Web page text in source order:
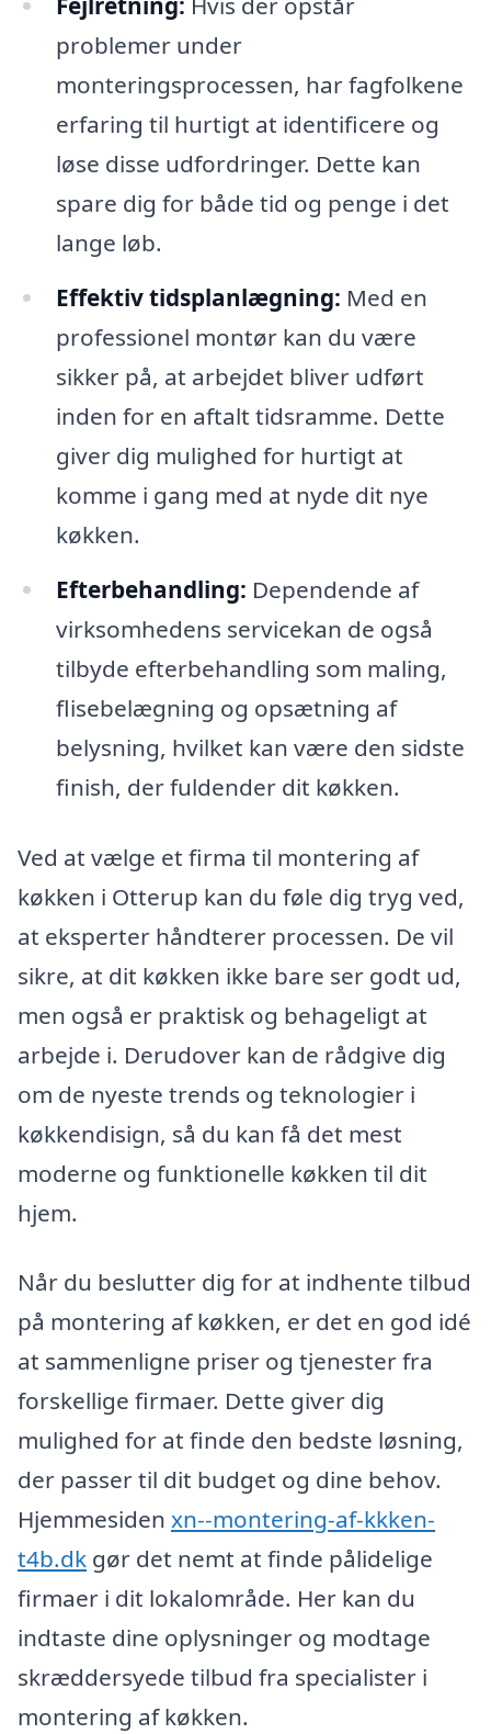
problemer under
monteringsprocessen, har fagfolkene
erfaring til hurtigt at identificere og
løse disse udfordringer. Dette kan
spare dig for både tid og penge i det
lange løb.
Effektiv tidsplanlægning: Med en
professionel montør kan du være
sikker på, at arbejdet bliver udført
inden for en aftalt tidsramme. Dette
giver dig mulighed for hurtigt at
komme i gang med at nyde dit nye
køkken.
Efterbehandling: Dependende af
virksomhedens servicekan de også
tilbyde efterbehandling som maling,
flisebelægning og opsætning af
belysning, hvilket kan være den sidste
finish, der fuldender dit køkken.
Ved at vælge et firma til montering af
køkken i Otterup kan du føle dig tryg ved,
at eksperter håndterer processen. De vil
sikre, at dit køkken ikke bare ser godt ud,
men også er praktisk og behageligt at
arbejde i. Derudover kan de rådgive dig
om de nyeste trends og teknologier i
køkkendisign, så du kan få det mest
moderne og funktionelle køkken til dit
hjem.
Når du beslutter dig for at indhente tilbud
på montering af køkken, er det en god idé
at sammenligne priser og tjenester fra
forskellige firmaer. Dette giver dig
mulighed for at finde den bedste løsning,
der passer til dit budget og dine behov.
Hjemmesiden xn--montering-af-kkken-
t4b.dk gør det nemt at finde pålidelige
firmaer i dit lokalområde. Her kan du
indtaste dine oplysninger og modtage
skræddersyede tilbud fra specialister i
montering af køkken.